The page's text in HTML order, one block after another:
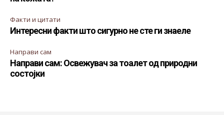
Факти и цитати
Интересни факти што сигурно не сте ги знаеле
Направи сам
Направи сам: Освежувач за тоалет од природни
состојки